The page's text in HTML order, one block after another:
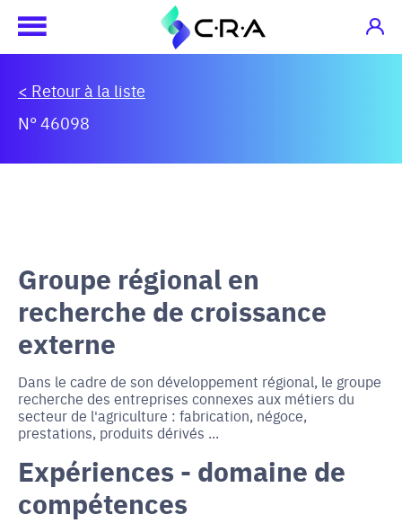
< Retour à la liste
N° 46098
Groupe régional en
recherche de croissance
externe
Dans le cadre de son développement régional, le groupe
recherche des entreprises connexes aux métiers du
secteur de l'agriculture : fabrication, négoce,
prestations, produits dérivés ...
Expériences - domaine de
compétences